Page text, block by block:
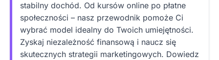
stabilny dochód. Od kursów online po płatne
społeczności – nasz przewodnik pomoże Ci
wybrać model idealny do Twoich umiejętności.
Zyskaj niezależność finansową i naucz się
skutecznych strategii marketingowych. Dowiedz